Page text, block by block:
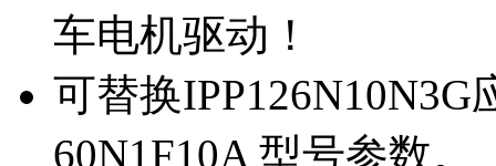
车电机驱动！
可替换
60N1F10A 型号参数。